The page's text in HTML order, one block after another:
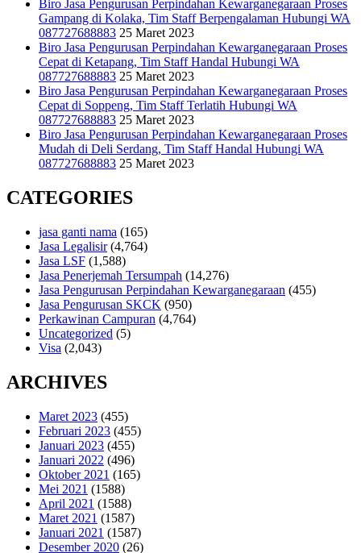
Biro Jasa Pengurusan Perpindahan Kewarganegaraan Proses
Gampang di Kolaka, Tim Staff Berpengalaman Hubungi WA
087727688883 25 Maret 2023
Biro Jasa Pengurusan Perpindahan Kewarganegaraan Proses
Cepat di Ketapang, Tim Staff Handal Hubungi WA
087727688883 25 Maret 2023
Biro Jasa Pengurusan Perpindahan Kewarganegaraan Proses
Cepat di Soppeng, Tim Staff Terlatih Hubungi WA
087727688883 25 Maret 2023
Biro Jasa Pengurusan Perpindahan Kewarganegaraan Proses
Mudah di Deli Serdang, Tim Staff Handal Hubungi WA
087727688883 25 Maret 2023
CATEGORIES
jasa ganti nama (165)
Jasa Legalisir(4,764)
Jasa LSF (1,588)
Jasa Penerjemah Tersumpah (14,276)
Jasa Pengurusan Perpindahan Kewarganegaraan (455)
Jasa Pengurusan SKCK (950)
Perkawinan Campuran (4,764)
Uncategorized (5)
Visa (2,043)
ARCHIVES
Maret 2023 (455)
Februari 2023 (455)
Januari 2023 (455)
Januari 2022 (496)
Oktober 2021 (165)
Mei 2021 (1588)
April 2021 (1588)
Maret 2021 (1587)
Januari 2021 (1587)
Desember 2020 (26)